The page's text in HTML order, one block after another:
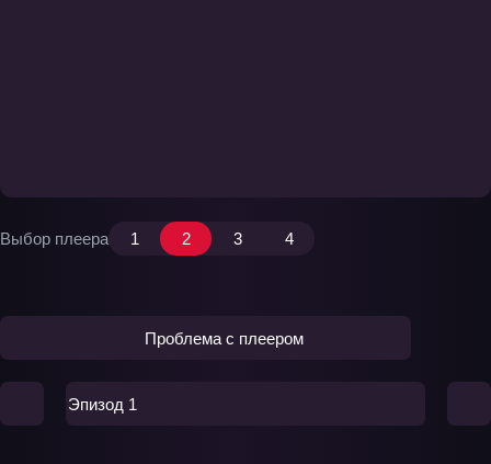
Выбор плеера 1 2 3 4
Проблема с плеером
Эпизод 1